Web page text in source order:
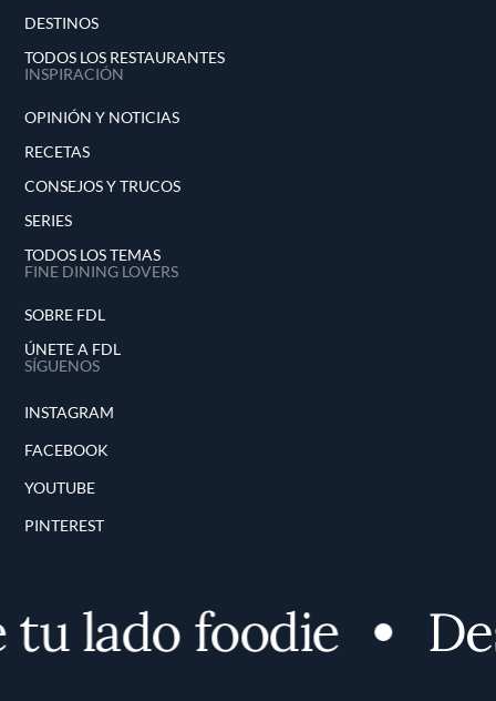
DESTINOS
TODOS LOS RESTAURANTES
INSPIRACIÓN
OPINIÓN Y NOTICIAS
RECETAS
CONSEJOS Y TRUCOS
SERIES
TODOS LOS TEMAS
FINE DINING LOVERS
SOBRE FDL
ÚNETE A FDL
SÍGUENOS
INSTAGRAM
FACEBOOK
YOUTUBE
PINTEREST
lado foodie